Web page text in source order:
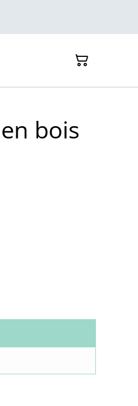
bois